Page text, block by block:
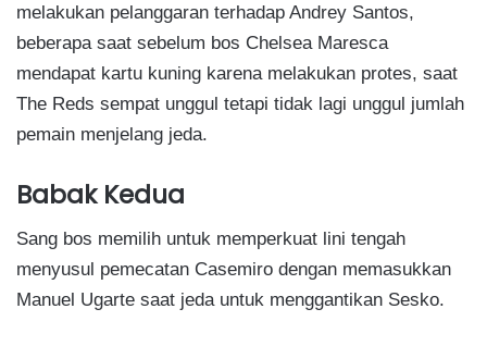
melakukan pelanggaran terhadap Andrey Santos,
beberapa saat sebelum bos Chelsea Maresca
mendapat kartu kuning karena melakukan protes, saat
The Reds sempat unggul tetapi tidak lagi unggul jumlah
pemain menjelang jeda.
Babak Kedua
Sang bos memilih untuk memperkuat lini tengah
menyusul pemecatan Casemiro dengan memasukkan
Manuel Ugarte saat jeda untuk menggantikan Sesko.